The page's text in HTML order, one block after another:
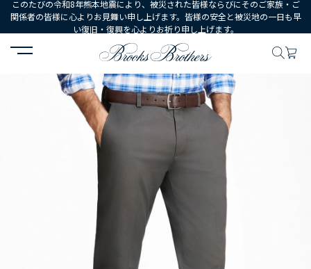
このたびの令和8年熊本地震により、被災された皆様ならびにそのご家族・ご
関係者の皆様に心よりお見舞い申し上げます。皆様の安全と被災地の一日も早
い復旧・復興を心よりお祈り申し上げます。
HOME ウェア ボトムス カジュアルパンツ ライトウ